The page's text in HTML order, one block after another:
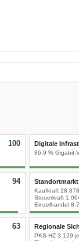
100 Digitale
86,9 % Gigabit-
94 Standortmarkt
Kaufkraft 28.878
Steuerkraft
Einzelhandel
63 Regionale
PKS-HZ 3.129